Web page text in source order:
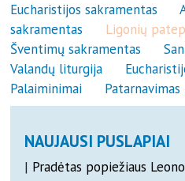
Eucharistijos sakramentas
sakramentas
Ligonių
Šventimų sakramentas
Valandų liturgija
Palaiminimai
NAUJAUSI PUSLAPIAI
| Pradėtas popiežiaus